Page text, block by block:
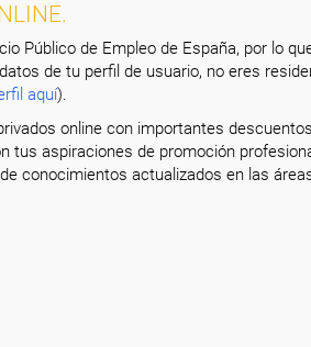
Público de Empleo de España, por lo
de tu perfil de usuario, no eres
aquí).
online con importantes
tus aspiraciones de promoción
conocimientos actualizados en las